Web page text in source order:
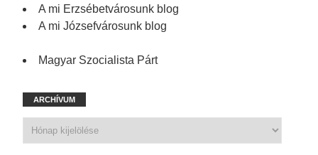
A mi Erzsébetvárosunk blog
A mi Józsefvárosunk blog
Magyar Szocialista Párt
ARCHÍVUM